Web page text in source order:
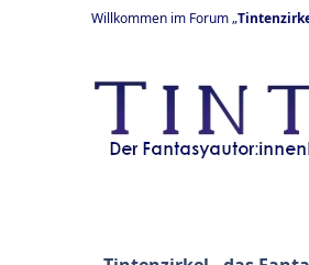
Willkommen im Forum „